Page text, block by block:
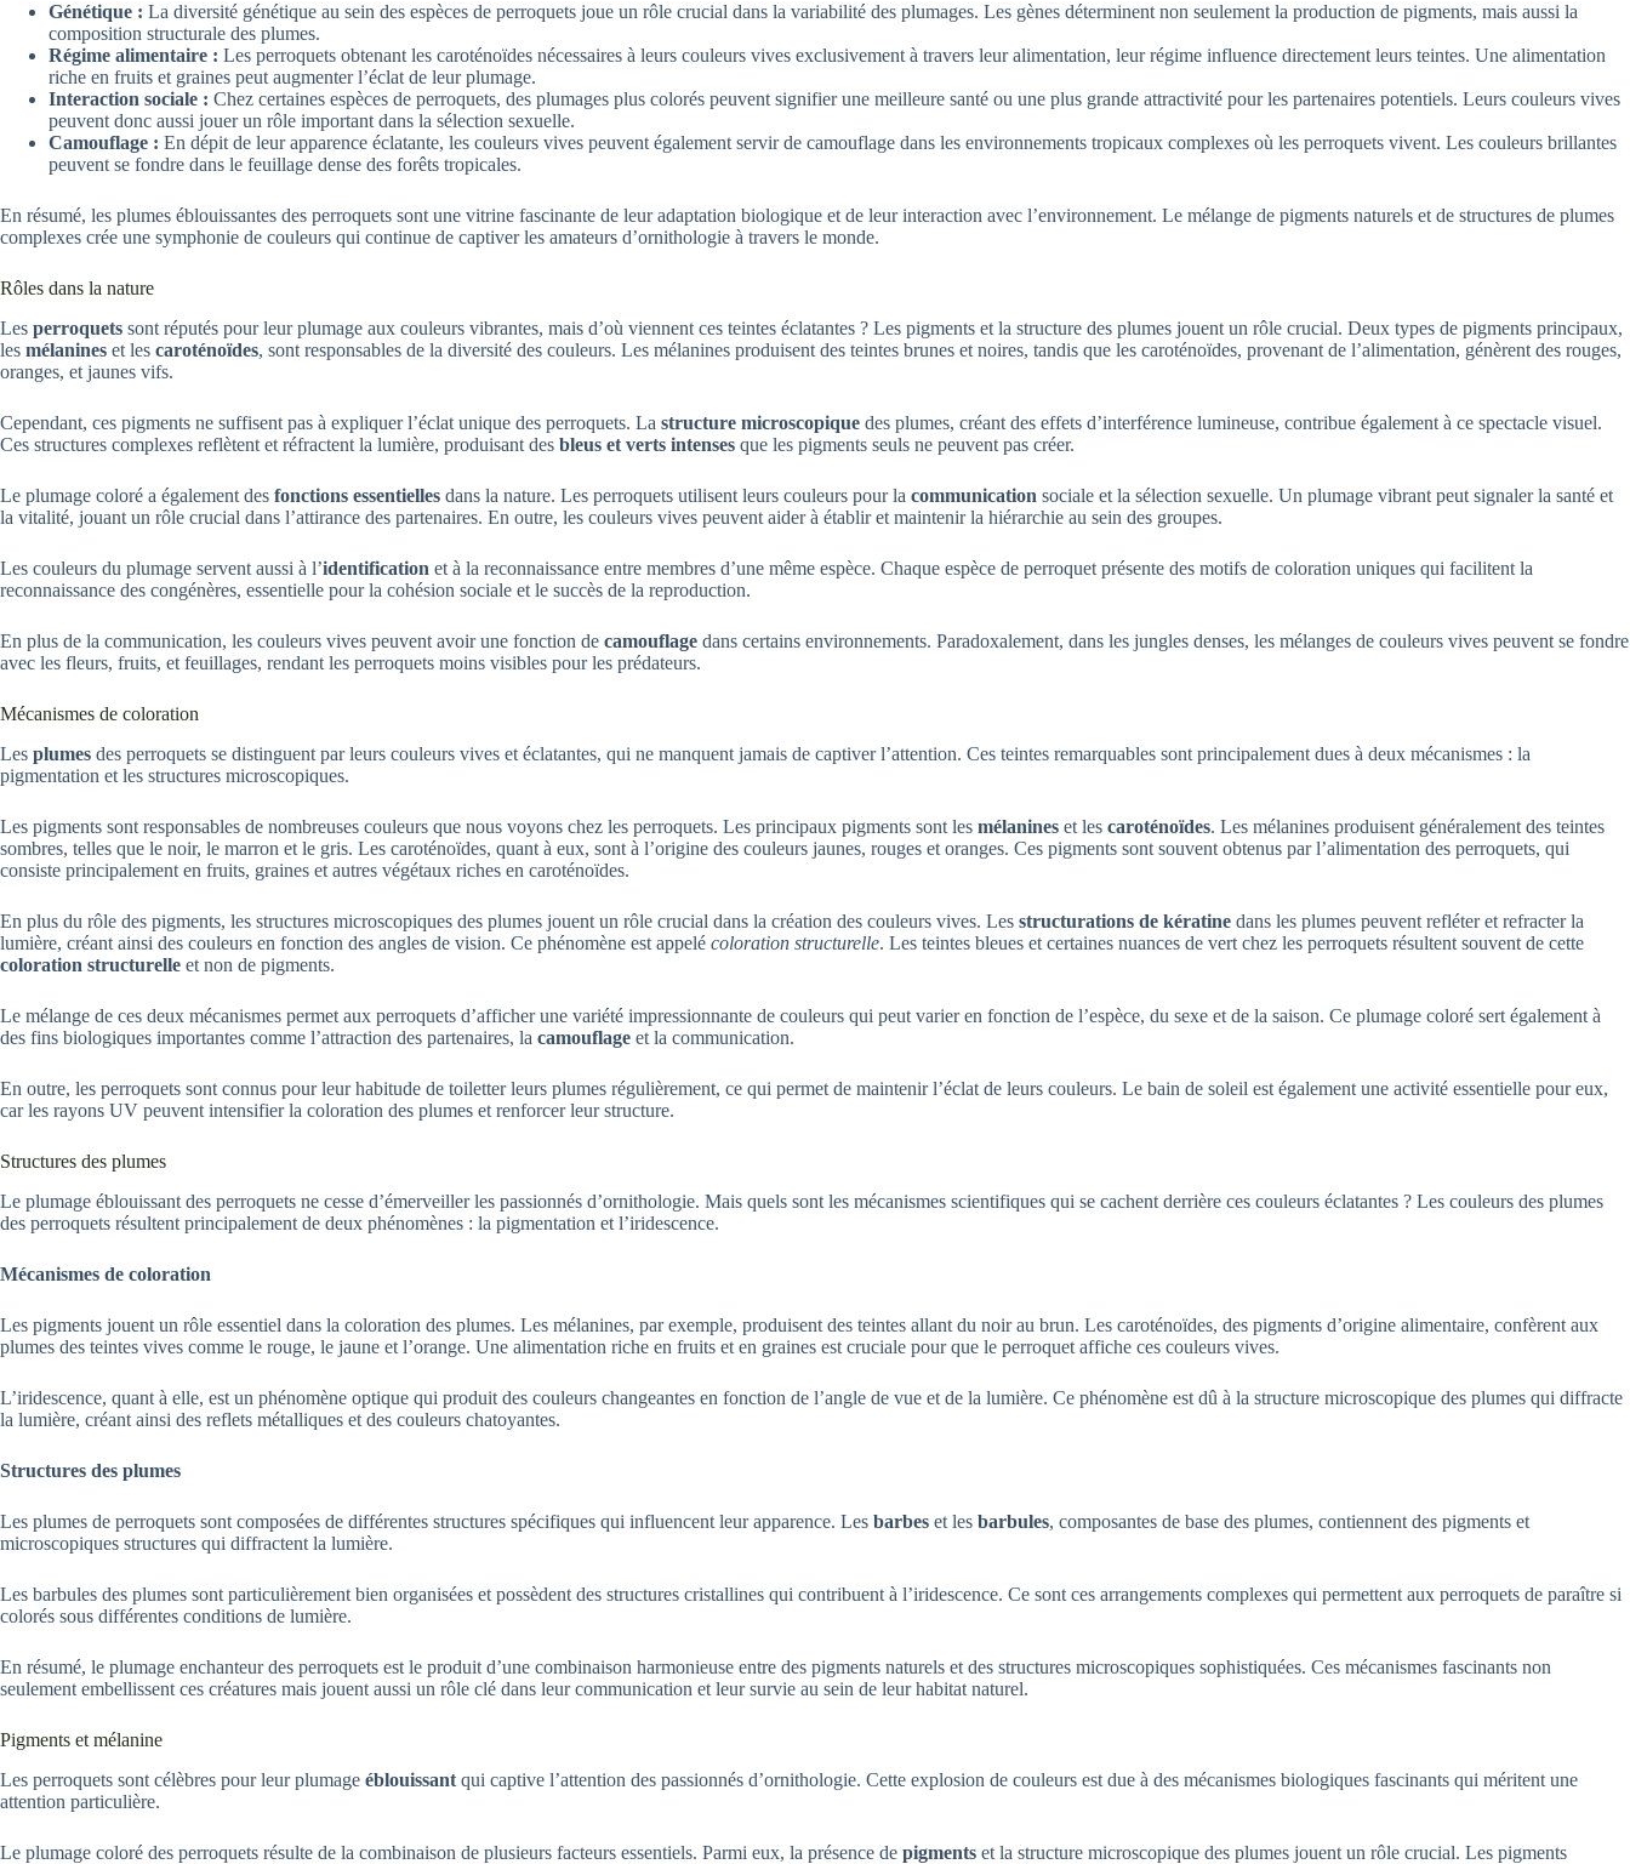
Génétique : La diversité génétique au sein des espèces de perroquets joue un rôle crucial dans la variabilité des plumages. Les gènes déterminent non seulement la production de pigments, mais aussi la
composition structurale des plumes.
Régime alimentaire : Les perroquets obtenant les caroténoïdes nécessaires à leurs couleurs vives exclusivement à travers leur alimentation, leur régime influence directement leurs teintes. Une alimentation
riche en fruits et graines peut augmenter l’éclat de leur plumage.
Interaction sociale : Chez certaines espèces de perroquets, des plumages plus colorés peuvent signifier une meilleure santé ou une plus grande attractivité pour les partenaires potentiels. Leurs couleurs vives
peuvent donc aussi jouer un rôle important dans la sélection sexuelle.
Camouflage : En dépit de leur apparence éclatante, les couleurs vives peuvent également servir de camouflage dans les environnements tropicaux complexes où les perroquets vivent. Les couleurs brillantes
peuvent se fondre dans le feuillage dense des forêts tropicales.
En résumé, les plumes éblouissantes des perroquets sont une vitrine fascinante de leur adaptation biologique et de leur interaction avec l’environnement. Le mélange de pigments naturels et de structures de plumes
complexes crée une symphonie de couleurs qui continue de captiver les amateurs d’ornithologie à travers le monde.
Rôles dans la nature
Les perroquets sont réputés pour leur plumage aux couleurs vibrantes, mais d’où viennent ces teintes éclatantes ? Les pigments et la structure des plumes jouent un rôle crucial. Deux types de pigments principaux,
les mélanines et les caroténoïdes, sont responsables de la diversité des couleurs. Les mélanines produisent des teintes brunes et noires, tandis que les caroténoïdes, provenant de l’alimentation, génèrent des rouges,
oranges, et jaunes vifs.
Cependant, ces pigments ne suffisent pas à expliquer l’éclat unique des perroquets. La structure microscopique des plumes, créant des effets d’interférence lumineuse, contribue également à ce spectacle visuel.
Ces structures complexes reflètent et réfractent la lumière, produisant des bleus et verts intenses que les pigments seuls ne peuvent pas créer.
Le plumage coloré a également des fonctions essentielles dans la nature. Les perroquets utilisent leurs couleurs pour la communication sociale et la sélection sexuelle. Un plumage vibrant peut signaler la santé et
la vitalité, jouant un rôle crucial dans l’attirance des partenaires. En outre, les couleurs vives peuvent aider à établir et maintenir la hiérarchie au sein des groupes.
Les couleurs du plumage servent aussi à l’identification et à la reconnaissance entre membres d’une même espèce. Chaque espèce de perroquet présente des motifs de coloration uniques qui facilitent la
reconnaissance des congénères, essentielle pour la cohésion sociale et le succès de la reproduction.
En plus de la communication, les couleurs vives peuvent avoir une fonction de camouflage dans certains environnements. Paradoxalement, dans les jungles denses, les mélanges de couleurs vives peuvent se fondre
avec les fleurs, fruits, et feuillages, rendant les perroquets moins visibles pour les prédateurs.
Mécanismes de coloration
Les plumes des perroquets se distinguent par leurs couleurs vives et éclatantes, qui ne manquent jamais de captiver l’attention. Ces teintes remarquables sont principalement dues à deux mécanismes : la
pigmentation et les structures microscopiques.
Les pigments sont responsables de nombreuses couleurs que nous voyons chez les perroquets. Les principaux pigments sont les mélanines et les caroténoïdes. Les mélanines produisent généralement des teintes
sombres, telles que le noir, le marron et le gris. Les caroténoïdes, quant à eux, sont à l’origine des couleurs jaunes, rouges et oranges. Ces pigments sont souvent obtenus par l’alimentation des perroquets, qui
consiste principalement en fruits, graines et autres végétaux riches en caroténoïdes.
En plus du rôle des pigments, les structures microscopiques des plumes jouent un rôle crucial dans la création des couleurs vives. Les structurations de kératine dans les plumes peuvent refléter et refracter la
lumière, créant ainsi des couleurs en fonction des angles de vision. Ce phénomène est appelé coloration structurelle. Les teintes bleues et certaines nuances de vert chez les perroquets résultent souvent de cette
coloration structurelle et non de pigments.
Le mélange de ces deux mécanismes permet aux perroquets d’afficher une variété impressionnante de couleurs qui peut varier en fonction de l’espèce, du sexe et de la saison. Ce plumage coloré sert également à
des fins biologiques importantes comme l’attraction des partenaires, la camouflage et la communication.
En outre, les perroquets sont connus pour leur habitude de toiletter leurs plumes régulièrement, ce qui permet de maintenir l’éclat de leurs couleurs. Le bain de soleil est également une activité essentielle pour eux,
car les rayons UV peuvent intensifier la coloration des plumes et renforcer leur structure.
Structures des plumes
Le plumage éblouissant des perroquets ne cesse d’émerveiller les passionnés d’ornithologie. Mais quels sont les mécanismes scientifiques qui se cachent derrière ces couleurs éclatantes ? Les couleurs des plumes
des perroquets résultent principalement de deux phénomènes : la pigmentation et l’iridescence.
Mécanismes de coloration
Les pigments jouent un rôle essentiel dans la coloration des plumes. Les mélanines, par exemple, produisent des teintes allant du noir au brun. Les caroténoïdes, des pigments d’origine alimentaire, confèrent aux
plumes des teintes vives comme le rouge, le jaune et l’orange. Une alimentation riche en fruits et en graines est cruciale pour que le perroquet affiche ces couleurs vives.
L’iridescence, quant à elle, est un phénomène optique qui produit des couleurs changeantes en fonction de l’angle de vue et de la lumière. Ce phénomène est dû à la structure microscopique des plumes qui diffracte
la lumière, créant ainsi des reflets métalliques et des couleurs chatoyantes.
Structures des plumes
Les plumes de perroquets sont composées de différentes structures spécifiques qui influencent leur apparence. Les barbes et les barbules, composantes de base des plumes, contiennent des pigments et
microscopiques structures qui diffractent la lumière.
Les barbules des plumes sont particulièrement bien organisées et possèdent des structures cristallines qui contribuent à l’iridescence. Ce sont ces arrangements complexes qui permettent aux perroquets de paraître si
colorés sous différentes conditions de lumière.
En résumé, le plumage enchanteur des perroquets est le produit d’une combinaison harmonieuse entre des pigments naturels et des structures microscopiques sophistiquées. Ces mécanismes fascinants non
seulement embellissent ces créatures mais jouent aussi un rôle clé dans leur communication et leur survie au sein de leur habitat naturel.
Pigments et mélanine
Les perroquets sont célèbres pour leur plumage éblouissant qui captive l’attention des passionnés d’ornithologie. Cette explosion de couleurs est due à des mécanismes biologiques fascinants qui méritent une
attention particulière.
Le plumage coloré des perroquets résulte de la combinaison de plusieurs facteurs essentiels. Parmi eux, la présence de pigments et la structure microscopique des plumes jouent un rôle crucial. Les pigments